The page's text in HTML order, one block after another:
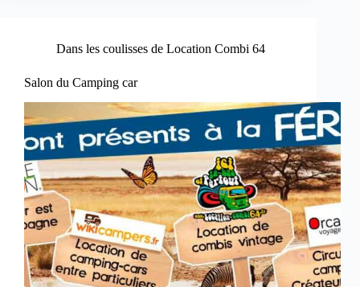
Dans les coulisses de Location Combi 64
Salon du Camping car